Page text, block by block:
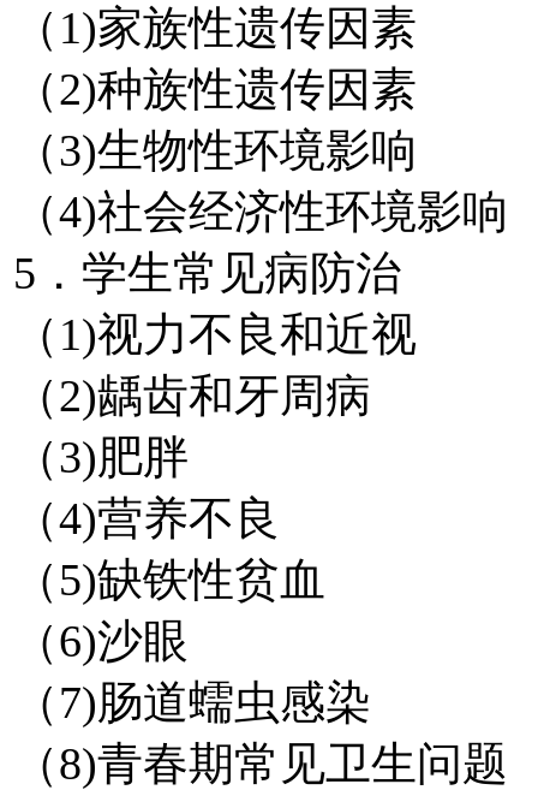
（1)家族性遗传因素
（2)种族性遗传因素
（3)生物性环境影响
（4)社会经济性环境影响
5．学生常见病防治
（1)视力不良和近视
（2)龋齿和牙周病
（3)肥胖
（4)营养不良
（5)缺铁性贫血
（6)沙眼
（7)肠道蠕虫感染
（8)青春期常见卫生问题